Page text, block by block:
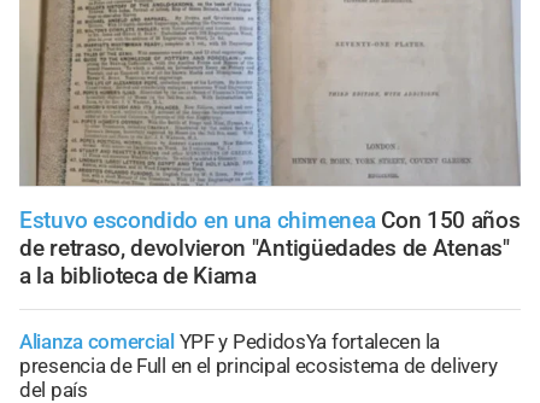
Estuvo escondido en una chimenea Con 150 años
de retraso, devolvieron "Antigüedades de Atenas"
a la biblioteca de Kiama
Alianza comercial YPF y PedidosYa fortalecen la
presencia de Full en el principal ecosistema de delivery
del país